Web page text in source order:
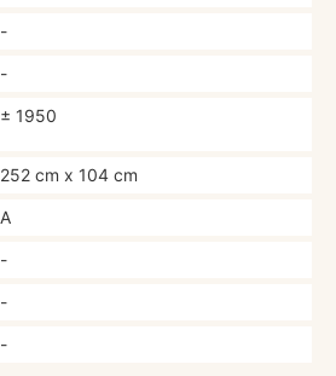
-
-
± 1950
252 cm x 104 cm
A
-
-
-